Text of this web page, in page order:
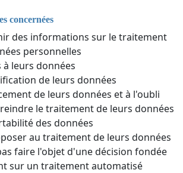
concernées
des informations sur le traitement
personnelles
à leurs données
de leurs données
de leurs données et à l'oubli
le traitement de leurs données
des données
au traitement de leurs données
faire l'objet d'une décision fondée
sur un traitement automatisé